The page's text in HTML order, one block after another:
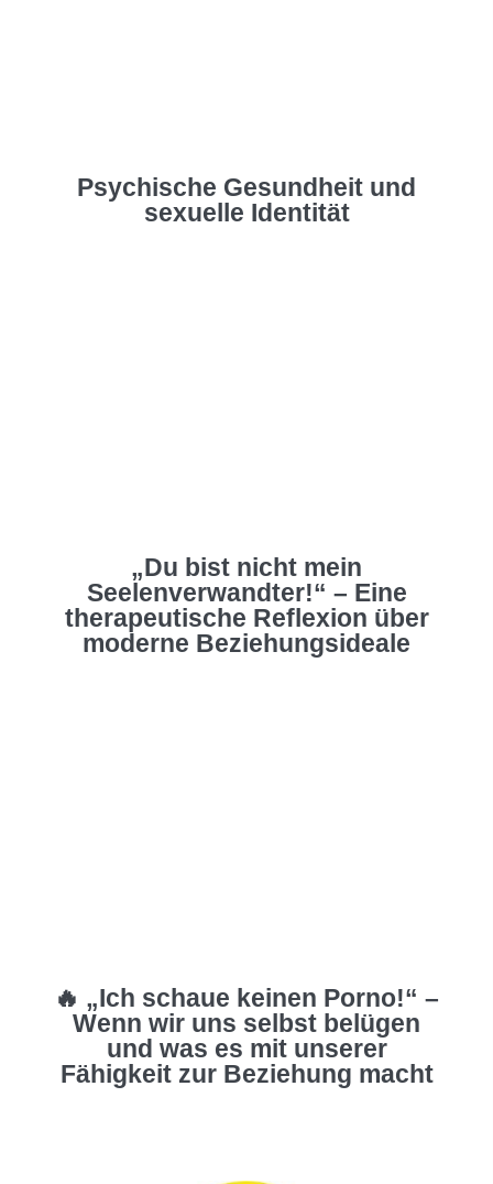
Psychische Gesundheit und
sexuelle Identität
„Du bist nicht mein
Seelenverwandter!“ – Eine
therapeutische Reflexion über
moderne Beziehungsideale
🔥 „Ich schaue keinen Porno!“ –
Wenn wir uns selbst belügen
und was es mit unserer
Fähigkeit zur Beziehung macht